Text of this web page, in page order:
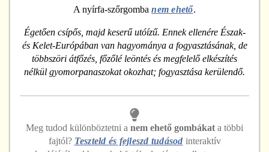
A nyírfa-szőrgombanem ehető.
Égetően csípős, majd keserű utóízű. Ennek ellenére Észak-
és Kelet-Európában van hagyománya a fogyasztásának, de
többszöri átfőzés, főzőlé leöntés és megfelelő elkészítés
nélkül gyomorpanaszokat okozhat; fogyasztása kerülendő.
Meg tudod különböztetni a nem ehető gombákat a többi
fajtól? Teszteld és fejleszd tudásod interaktív